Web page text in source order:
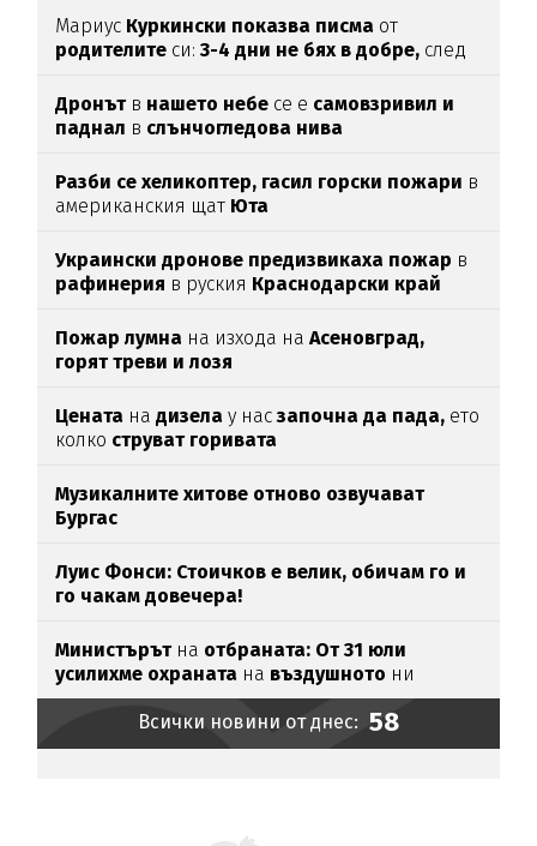
Мариус Куркински показва писма от
родителите си:3-4 дни не бях в добре, след
Дронътв нашето небе се е самовзривил и
паднал в слънчогледова нива
Разби се хеликоптер, гасил горски пожари в
американския щат Юта
Украински дронове предизвикаха пожар в
рафинерия в руския Краснодарски край
Пожар лумна на изхода наАсеновград,
горят треви и лозя
Цената надизела у насзапочна да пада, ето
колко струват горивата
Музикалните хитове отново озвучават
Бургас
Луис Фонси: Стоичков е велик, обичам го и
го чакам довечера!
Министърътна отбраната: От 31 юли
усилихме охраната на въздушното ни
пространство
Всички новини от днес: 58